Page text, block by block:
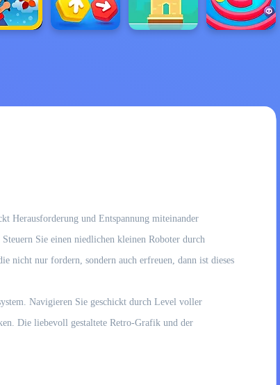
Herausforderung und Entspannung miteinander
Sie einen niedlichen kleinen Roboter durch
nicht nur fordern, sondern auch erfreuen, dann ist dieses
Navigieren Sie geschickt durch Level voller
Die liebevoll gestaltete Retro-Grafik und der